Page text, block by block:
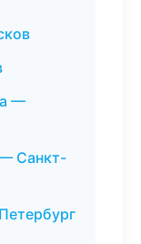
—
Санкт-